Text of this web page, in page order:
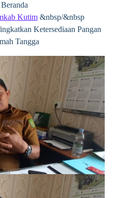
Beranda
Kutim&nbsp/&nbsp
Ketersediaan Pangan
Tangga